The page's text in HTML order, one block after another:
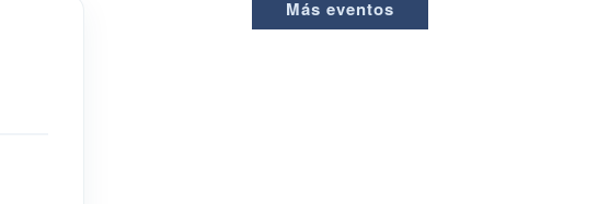
Más eventos